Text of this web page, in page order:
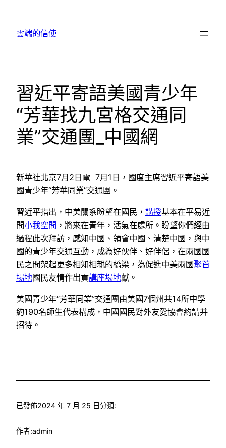
雲端的信使
習近平寄語美國青少年
“芳華找九宮格交通同
業”交通團_中國網
新華社北京7月2日電 7月1日，國度主席習近平寄語美
國青少年“芳華同業”交通團。
習近平指出，中美關系盼望在國民， 講授基本在平易近
間小我空間 ，將來在青年，活氣在處所。盼望你們經由
過程此次拜訪，感知中國、領會中國、清楚中國，與中
國的青少年交通互動，成為好伙伴、好伴侶，在兩國國
民之間架起更多相知相親的橋梁，為促進中美兩國聚首
場地國民友情作出貢講座場地獻。
美國青少年“芳華同業”交通團由美國7個州共14所中學
約190名師生代表構成，中國國民對外友愛協會約請并
招待。
已發佈2024 年 7 月 25 日分類:
作者:admin